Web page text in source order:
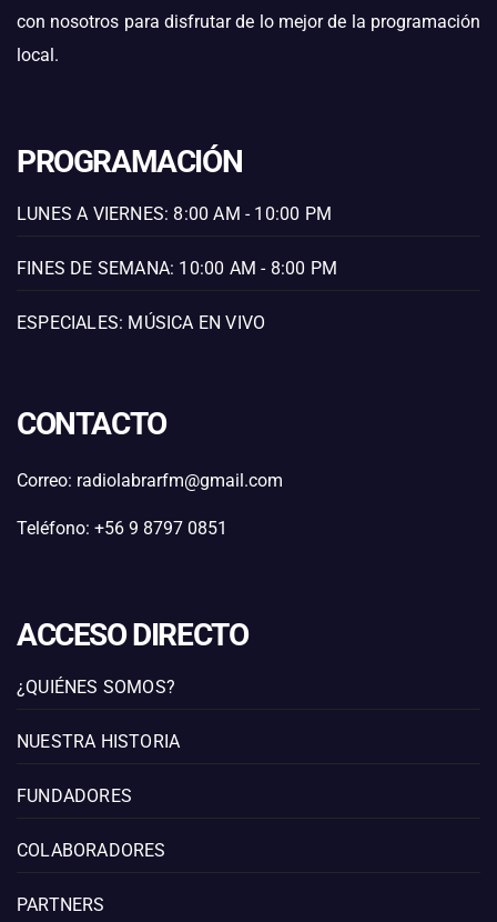
con nosotros para disfrutar de lo mejor de la programación
local.
PROGRAMACIÓN
LUNES A VIERNES: 8:00 AM - 10:00 PM
FINES DE SEMANA: 10:00 AM - 8:00 PM
ESPECIALES: MÚSICA EN VIVO
CONTACTO
Correo: radiolabrarfm@gmail.com
Teléfono: +56 9 8797 0851
ACCESO DIRECTO
¿QUIÉNES SOMOS?
NUESTRA HISTORIA
FUNDADORES
COLABORADORES
PARTNERS